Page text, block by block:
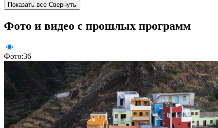
Показать все Свернуть
Фото и видео с прошлых программ
Фото:36